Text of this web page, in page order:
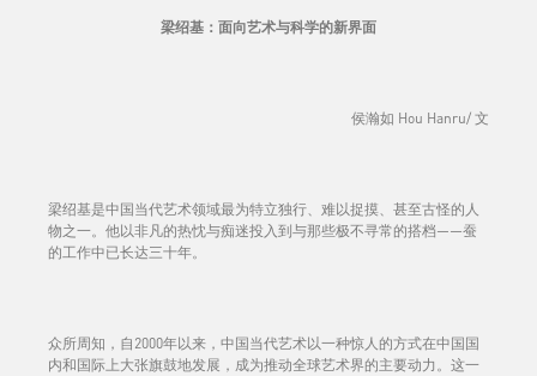
梁绍基：面向艺术与科学的新界面
侯瀚如 Hou Hanru/ 文
梁绍基是中国当代艺术领域最为特立独行、难以捉摸、甚至古怪的人
物之一。他以非凡的热忱与痴迷投入到与那些极不寻常的搭档——蚕
的工作中已长达三十年。
众所周知，自2000年以来，中国当代艺术以一种惊人的方式在中国国
内和国际上大张旗鼓地发展，成为推动全球艺术界的主要动力。这一